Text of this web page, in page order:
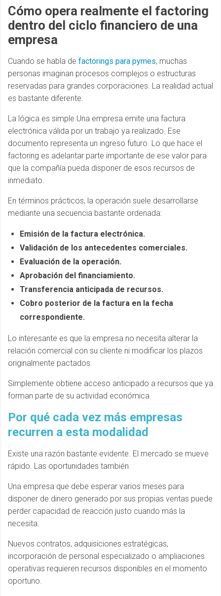
Cómo opera realmente el factoring
dentro del ciclo financiero de una
empresa
Cuando se habla de factorings para pymes, muchas
personas imaginan procesos complejos o estructuras
reservadas para grandes corporaciones. La realidad actual
es bastante diferente.
La lógica es simple.Una empresa emite una factura
electrónica válida por un trabajo ya realizado. Ese
documento representa un ingreso futuro. Lo que hace el
factoring es adelantar parte importante de ese valor para
que la compañía pueda disponer de esos recursos de
inmediato.
En términos prácticos, la operación suele desarrollarse
mediante una secuencia bastante ordenada:
Emisión de la factura electrónica.
Validación de los antecedentes comerciales.
Evaluación de la operación.
Aprobación del financiamiento.
Transferencia anticipada de recursos.
Cobro posterior de la factura en la fecha
correspondiente.
Lo interesante es que la empresa no necesita alterar la
relación comercial con su cliente ni modificar los plazos
originalmente pactados.
Simplemente obtiene acceso anticipado a recursos que ya
forman parte de su actividad económica.
Por qué cada vez más empresas
recurren a esta modalidad
Existe una razón bastante evidente. El mercado se mueve
rápido. Las oportunidades también.
Una empresa que debe esperar varios meses para
disponer de dinero generado por sus propias ventas puede
perder capacidad de reacción justo cuando más la
necesita.
Nuevos contratos, adquisiciones estratégicas,
incorporación de personal especializado o ampliaciones
operativas requieren recursos disponibles en el momento
oportuno.